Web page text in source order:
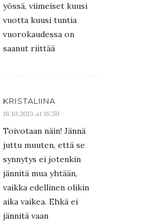
yössä, viimeiset kuusi
vuotta kuusi tuntia
vuorokaudessa on
saanut riittää
KRISTALIINA
16.10.2013 at 16:59
Toivotaan näin! Jännä
juttu muuten, että se
synnytys ei jotenkin
jännitä mua yhtään,
vaikka edellinen olikin
aika vaikea. Ehkä ei
jännitä vaan